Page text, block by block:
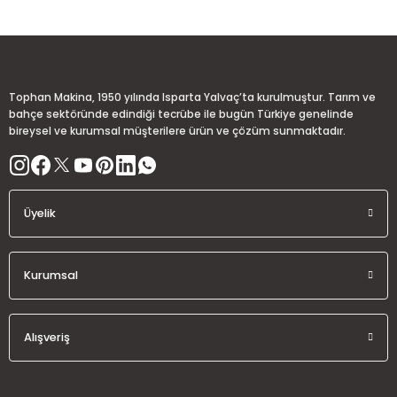
Bu ürüne benzer farklı alternatifler olmalı.
Tophan Makina, 1950 yılında Isparta Yalvaç’ta kurulmuştur. Tarım ve
bahçe sektöründe edindiği tecrübe ile bugün Türkiye genelinde
bireysel ve kurumsal müşterilere ürün ve çözüm sunmaktadır.
Üyelik
Kurumsal
Alışveriş